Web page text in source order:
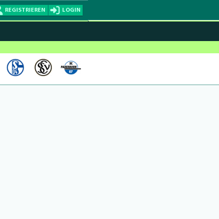
REGISTRIEREN LOGIN